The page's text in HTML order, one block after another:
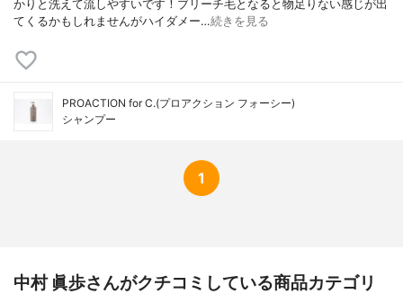
かりと洗えて流しやすいです！ブリーチ毛となると物足りない感じが出
てくるかもしれませんがハイダメー…続きを見る
PROACTION for C.(プロアクション フォーシー)
シャンプー
1
中村 眞歩さんがクチコミしている商品カテゴリ